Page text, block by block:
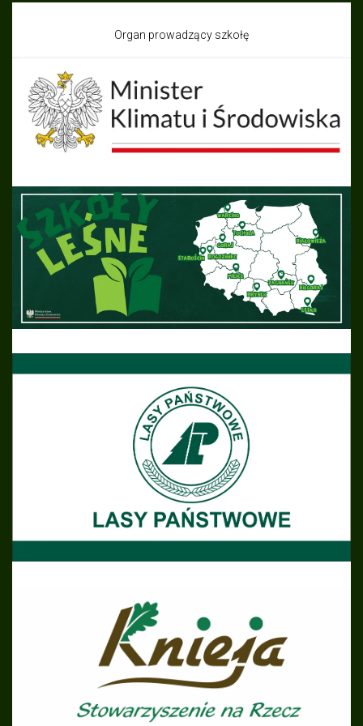
Organ prowadzący szkołę